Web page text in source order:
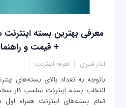
+ قیمت و
الناز قنبری تعرفه اینترنت
باتوجه به تعداد بالای بسته‌های
انتخاب بسته اینترنت مناسب کار